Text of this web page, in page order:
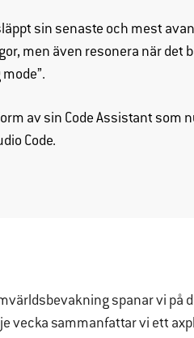
sin senaste och mest
men även resonera när det
av sin Code Assistant som
Code.
spanar vi på
vecka sammanfattar vi ett